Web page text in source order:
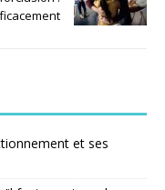
et ses